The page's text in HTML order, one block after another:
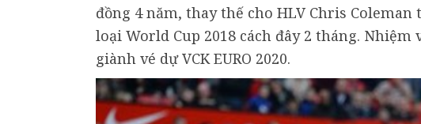
đồng 4 năm, thay thế cho HLV Chris
loại World Cup 2018 cách đây 2 tháng.
giành vé dự VCK EURO 2020.